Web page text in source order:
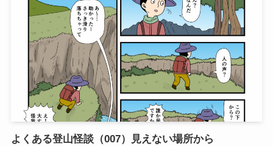
よくある登山怪談（007）見えない場所から